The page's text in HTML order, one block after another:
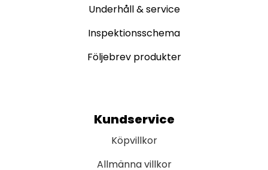
Underhåll & service
Inspektionsschema
Följebrev produkter
Kundservice
Köpvillkor
Allmänna villkor